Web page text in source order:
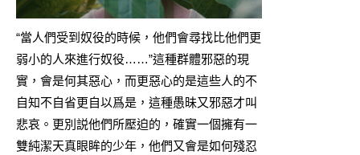
“當人們受到奴役的時候，他們會尋找比他們更
弱小的人來進行奴役……”這種群體邪惡的現
實，會是何其惡心，而更惡心的是這些人的不
自知不自省更自以爲是，這種愚昧又邪惡才叫
悲哀。更別説他們所壓迫的，確實一個擁有一
雙純潔天真眼眸的少年，他們又會是如何殘忍